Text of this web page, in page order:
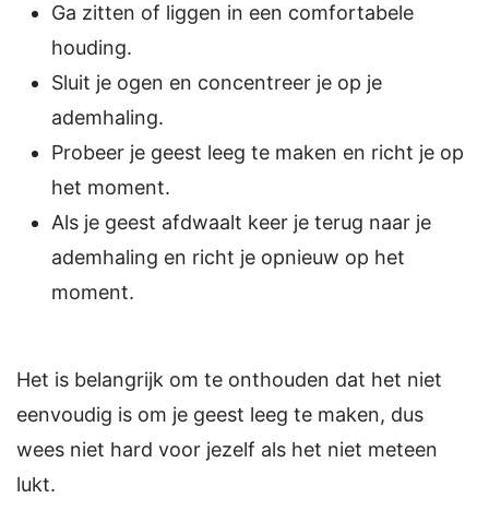
Ga zitten of liggen in een comfortabele
houding.
Sluit je ogen en concentreer je op je
ademhaling.
Probeer je geest leeg te maken en richt je op
het moment.
Als je geest afdwaalt keer je terug naar je
ademhaling en richt je opnieuw op het
moment.
Het is belangrijk om te onthouden dat het niet
eenvoudig is om je geest leeg te maken, dus
wees niet hard voor jezelf als het niet meteen
lukt.